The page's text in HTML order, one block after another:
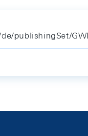
publishingSet/